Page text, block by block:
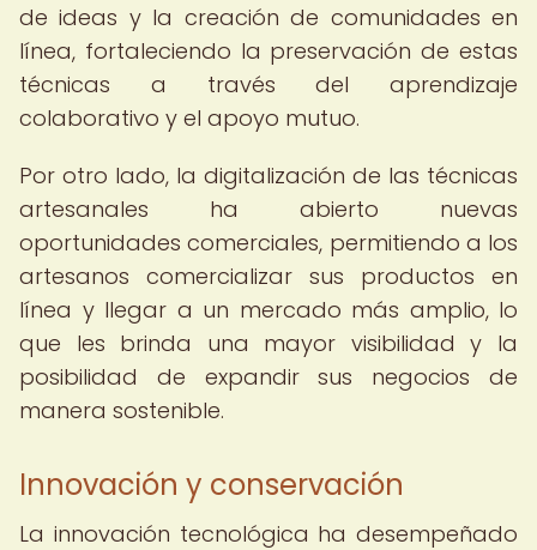
de ideas y la creación de comunidades en
línea, fortaleciendo la preservación de estas
técnicas a través del aprendizaje
colaborativo y el apoyo mutuo.
Por otro lado, la digitalización de las técnicas
artesanales ha abierto nuevas
oportunidades comerciales, permitiendo a los
artesanos comercializar sus productos en
línea y llegar a un mercado más amplio, lo
que les brinda una mayor visibilidad y la
posibilidad de expandir sus negocios de
manera sostenible.
Innovación y conservación
La innovación tecnológica ha desempeñado